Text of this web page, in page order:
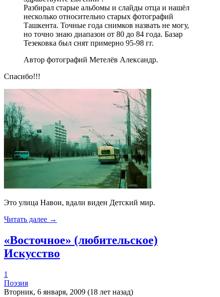
Разбирал старые альбомы и слайды отца и нашёл
несколько относительно старых фотографий
Ташкента. Точные года снимков назвать не могу,
но точно знаю диапазон от 80 до 84 года. Базар
Тезековка был снят примерно 95-98 гг.
Автор фотографий Метелёв Александр.
Спасибо!!!
Это улица Навои, вдали виден Детский мир.
Читать далее →
«Восточное» (любительское)
Искусство
1
Поэзия
Вторник, 6 января, 2009 (18 лет назад)